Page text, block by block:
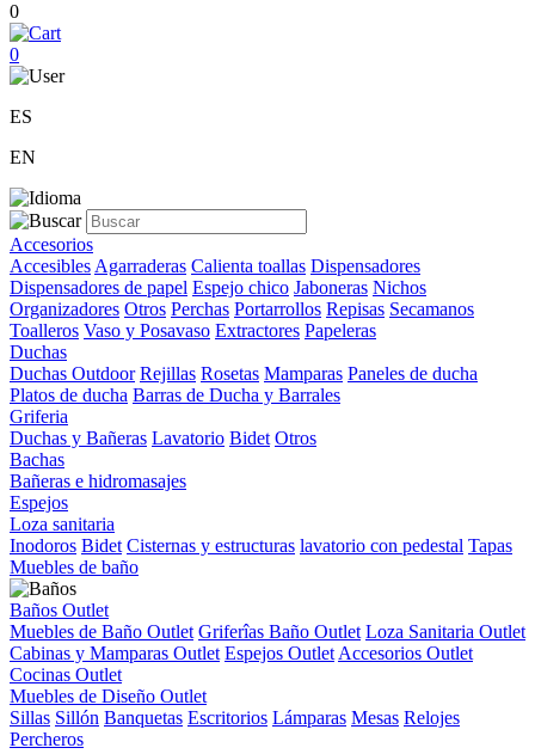
0
0
ES
EN
Accesorios
Accesibles Agarraderas Calienta toallas Dispensadores
Dispensadores de papel Espejo chico Jaboneras Nichos
Organizadores Otros Perchas Portarrollos Repisas Secamanos
Toalleros Vaso y Posavaso Extractores Papeleras
Duchas
Duchas Outdoor Rejillas Rosetas Mamparas Paneles de ducha
Platos de ducha Barras de Ducha y Barrales
Griferia
Duchas y Bañeras Lavatorio Bidet Otros
Bachas
Bañeras e hidromasajes
Espejos
Loza sanitaria
Inodoros Bidet Cisternas y estructuras lavatorio con pedestal Tapas
Muebles de baño
Baños Outlet
Muebles de Baño Outlet Griferîas Baño Outlet Loza Sanitaria Outlet
Cabinas y Mamparas Outlet Espejos Outlet Accesorios Outlet
Cocinas Outlet
Muebles de Diseño Outlet
Sillas Sillón Banquetas Escritorios Lámparas Mesas Relojes
Percheros